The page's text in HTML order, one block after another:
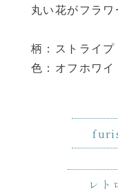
丸い花がフラワ
柄：ストライプ
色：オフホワ
レト